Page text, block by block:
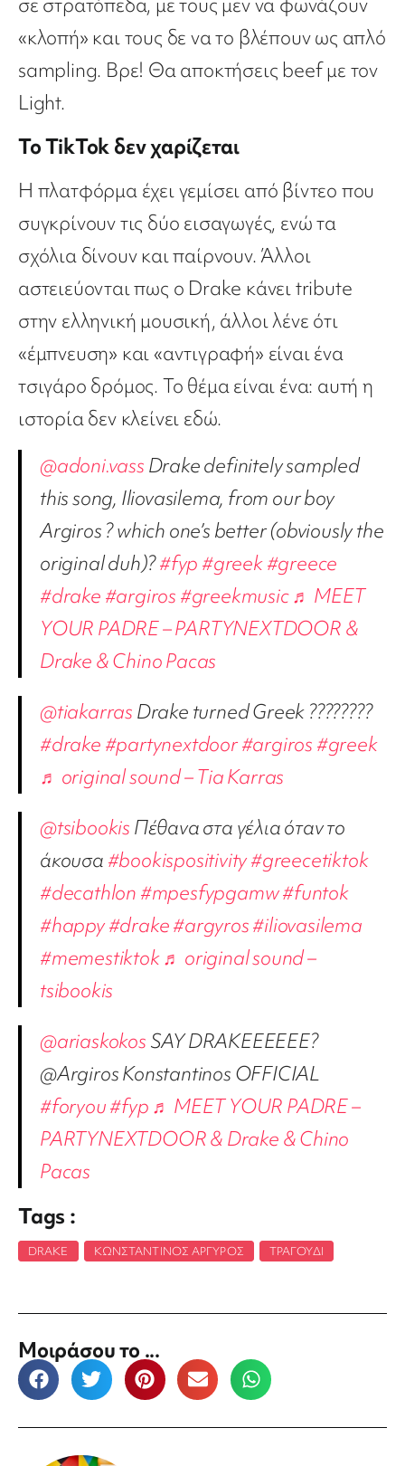
«κλοπή» και τους δε να το βλέπουν ως απλό
sampling. Βρε! Θα αποκτήσεις beef με τον
Light.
Το TikTok δεν χαρίζεται
Η πλατφόρμα έχει γεμίσει από βίντεο που
συγκρίνουν τις δύο εισαγωγές, ενώ τα
σχόλια δίνουν και παίρνουν. Άλλοι
αστειεύονται πως ο Drake κάνει tribute
στην ελληνική μουσική, άλλοι λένε ότι
«έμπνευση» και «αντιγραφή» είναι ένα
τσιγάρο δρόμος. Το θέμα είναι ένα: αυτή η
ιστορία δεν κλείνει εδώ.
@adoni.vass Drake definitely sampled
this song, Iliovasilema, from our boy
Argiros ? which one’s better (obviously the
original duh)?#fyp #greek#greece
#drake #argiros #greekmusic♬ MEET
YOUR PADRE – PARTYNEXTDOOR &
Drake & Chino Pacas
@tiakarras Drake turned Greek ????????
#drake #partynextdoor#argiros #greek
♬ original sound – Tia Karras
@tsibookis Πέθανα στα γέλια όταν το
άκουσα #bookispositivity#greecetiktok
#decathlon #mpesfypgamw#funtok
#happy#drake#argyros#iliovasilema
#memestiktok♬ original sound –
tsibookis
@ariaskokos SAY DRAKEEEEEE?
@Argiros Konstantinos OFFICIAL
#foryou#fyp ♬ MEET YOUR PADRE –
PARTYNEXTDOOR & Drake & Chino
Pacas
Tags :
DRAKE ΚΩΝΣΤΑΝΤΊΝΟΣ ΑΡΓΥΡΌΣ ΤΡΑΓΟΎΔΙ
Μοιράσου το ...